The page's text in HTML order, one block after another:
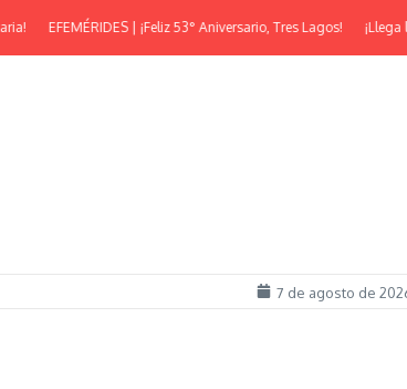
EFEMÉRIDES | ¡Feliz 53° Aniversario, Tres Lagos! ¡Llega la
7 de agosto de